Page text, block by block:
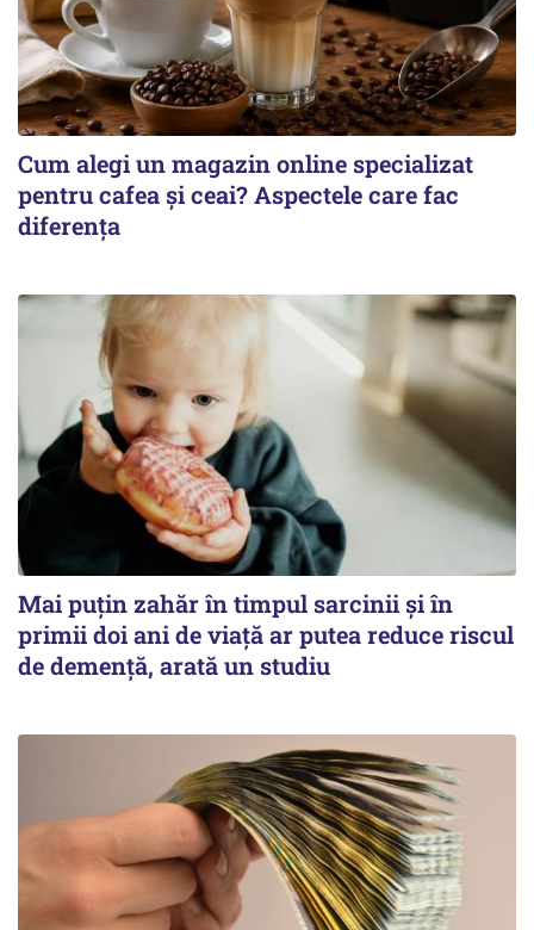
Cum alegi un magazin online specializat
pentru cafea și ceai? Aspectele care fac
diferența
Mai puțin zahăr în timpul sarcinii și în
primii doi ani de viață ar putea reduce riscul
de demență, arată un studiu